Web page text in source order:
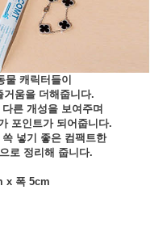
물 캐릭터들이
움을 더해줍니다.
른 개성을 보여주며
포인트가 되어줍니다.
넣기 좋은 컴팩트한
로 정리해 줍니다.
x 폭 5cm